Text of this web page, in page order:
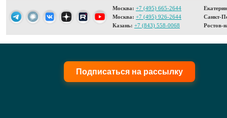
Москва: +7 (495) 665-2644
Москва: +7 (495) 926-2644
Казань: +7 (843) 558-0068
Санкт-
Ростов-
Подписаться на рассылку